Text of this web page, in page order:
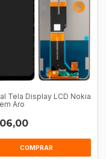
Tela Display LCD Nokia
Aro
COMPRAR